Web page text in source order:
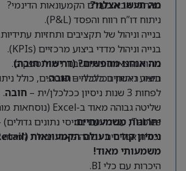
האתגר הבא בעולם הקמעונאות הדינמי?
מה תעשו אצלנו?
ניתוח דו”ח רווח והפסד (P&L).
בנייה וניהול של תקציבים ותחזיות עתידיות.
בנייה וניהול מדדי ביצוע מרכזיים (KPIs).
ניתוח הוצאות והתחשבנות מול ספקים.
ביצוע ניתוחים כלכליים שוטפים, כולל
מה אנחנו מחפשים? (דרישות חובה)
תואר ראשון בכלכלה –חובה.
לפחות 3 שנות ניסיון ככלכלן/ית –
חובה.
Tables, עבודה עם בסיסי נתונים גדולים) –
יכולת אנליטית גבוהה מאוד ויכולת
יתרונות משמעותיים:
משמעותי מאוד!
היכרות עם כלי BI.